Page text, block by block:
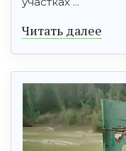
Читать далее